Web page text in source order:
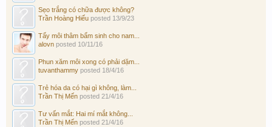
Sẹo trắng có chữa được không?
Trần Hoàng Hiếu posted 13/9/23
Tẩy môi thâm bẩm sinh cho nam...
alovn posted 10/11/16
Phun xăm môi xong có phải dặm...
tuvanthammy posted 18/4/16
Trẻ hóa da có hại gì không, làm...
Trần Thị Mến posted 21/4/16
Tư vấn mắt: Hai mí mắt không...
Trần Thị Mến posted 21/4/16